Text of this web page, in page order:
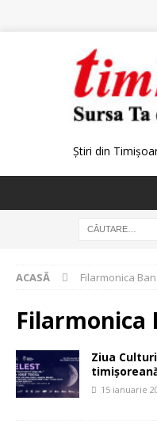
Știri din
ACASĂ Filarmonica
Filarmonica
Ziua
15 ianuarie